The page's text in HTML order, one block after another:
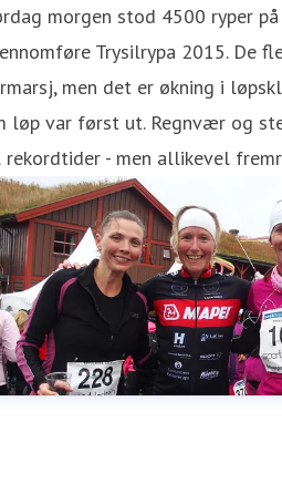
morgen stod 4500 ryper
Trysilrypa 2015. De
men det er økning i
løp var først ut. Regnvær og
- men allikevel